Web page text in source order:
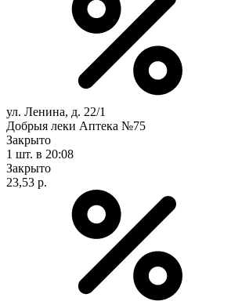
ул. Ленина, д. 22/1
Добрыя леки Аптека №75
Закрыто
1 шт. в 20:08
Закрыто
23,53 р.